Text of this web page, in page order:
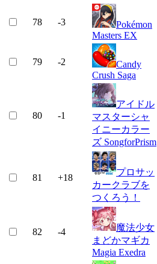
78 -3
Pokémon
Masters EX
79 -2
Candy
Crush Saga
80 -1
アイドル
マスターシャ
イニーカラー
ズ SongforPrism
81 +18
プロサッ
カークラブを
つくろう！
82 -4
魔法少女
まどかマギカ
Magia Exedra